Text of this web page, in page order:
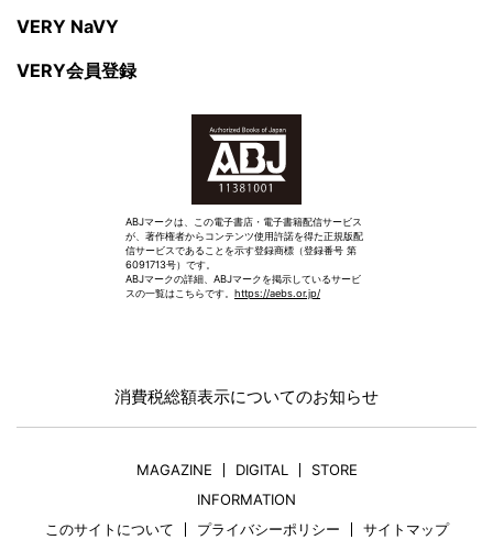
VERY NaVY
VERY会員登録
ABJマークは、この電子書店・電子書籍配信サービス
が、著作権者からコンテンツ使用許諾を得た正規版配
信サービスであることを示す登録商標（登録番号 第
6091713号）です。
ABJマークの詳細、ABJマークを掲示しているサービ
スの一覧はこちらです。 https://aebs.or.jp/
消費税総額表示についてのお知らせ
MAGAZINE DIGITAL
STORE
INFORMATION
このサイトについて
プライバシーポリシー
サイトマップ